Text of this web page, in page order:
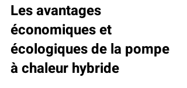
Les avantages
économiques et
écologiques de la pompe
à chaleur hybride